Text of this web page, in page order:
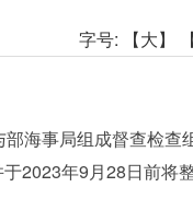
字号: 【大】
部海事局组成督查检
2023年9月28日前将